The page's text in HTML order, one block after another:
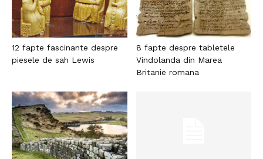
12 fapte fascinante despre
piesele de sah Lewis
8 fapte despre tabletele
Vindolanda din Marea
Britanie romana